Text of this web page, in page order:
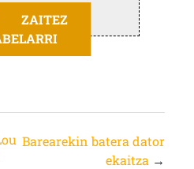
ZAITEZ
Barearekin batera dator
ekaitza →